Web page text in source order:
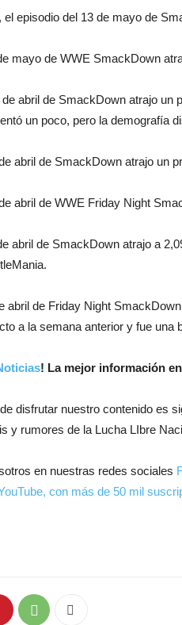
el episodio del 13 de mayo de
mayo de WWE SmackDown
abril de SmackDown atrajo un
un poco, pero la demografía
abril de SmackDown atrajo un
abril de WWE Friday Night
abril de SmackDown atrajo a
abril de Friday Night
a la semana anterior y fue una
! La mejor información
disfrutar nuestro contenido es
y rumores de la Lucha LIbre
en nuestras redes sociales
con más de 50 mil